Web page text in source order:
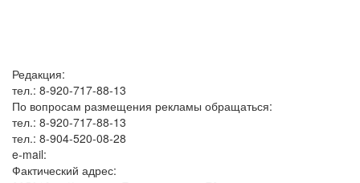
Редакция:
тел.: 8-920-717-88-13
По вопросам размещения рекламы обращаться:
тел.: 8-920-717-88-13
тел.: 8-904-520-08-28
e-mail:
Фактический адрес: